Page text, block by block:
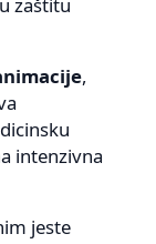
zaštitu
,
intenzivna
jeste